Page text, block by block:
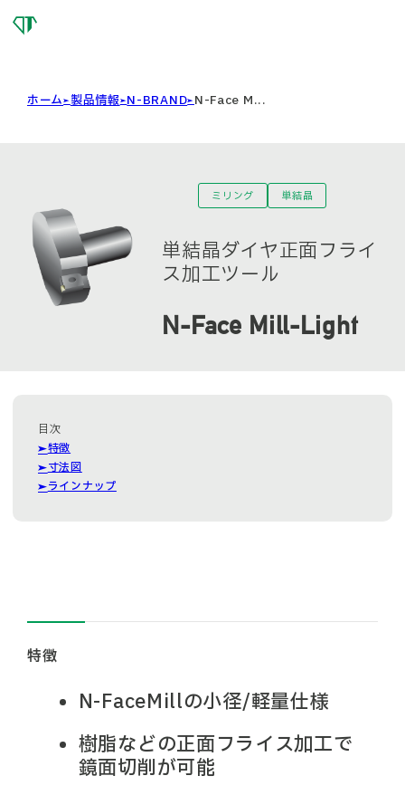
ホーム 製品情報 N-BRAND N-Face M...
ミリング 単結晶
単結晶ダイヤ正面フライ
ス加工ツール
N-Face Mill-Light
特徴
寸法図
ラインナップ
特徴
N-FaceMillの小径/軽量仕様
樹脂などの正面フライス加工で
鏡面切削が可能